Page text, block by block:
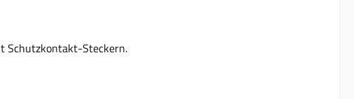
Schutzkontakt-Steckern.